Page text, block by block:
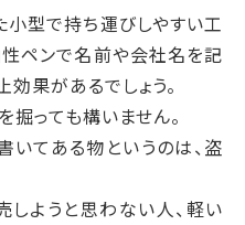
型で持ち運びしやすい工
ペンで名前や会社名を記
果があるでしょう。
掘っても構いません。
てある物というのは、盗
ようと思わない人、軽い